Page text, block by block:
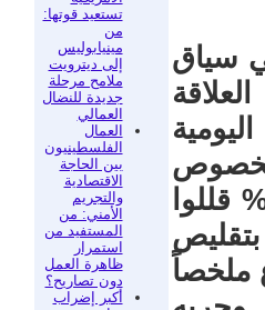
تستعيد قوتها:
من
مينيابوليس
إلى ديترويت
ملامح مرحلة
جديدة للنضال
العمالي
العمال
الفلسطينيون
بين الحاجة
الاقتصادية
والتجريم
الأمني: من
المستفيد من
استمرار
ظاهرة العمل
دون تصاريح؟
أكبر إضراب
في سياق
بخصوص
63% يعانون ماليًا بسبب أسعار الوقود،45% قللوا
ملخصاً